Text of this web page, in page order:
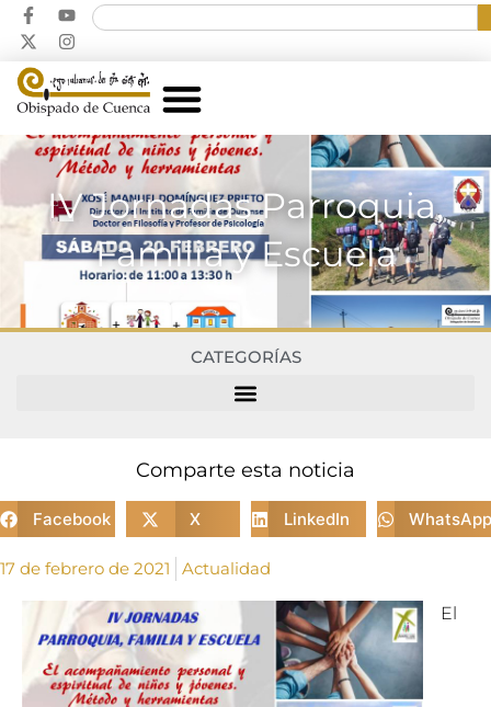
IV Jornadas Parroquia,
Familia y Escuela
CATEGORÍAS
Comparte esta noticia
Facebook X LinkedIn WhatsApp
17 de febrero de 2021 Actualidad
El